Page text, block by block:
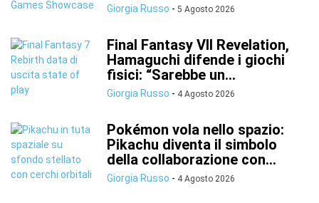
Giorgia Russo - 5 Agosto 2026
Final Fantasy VII Revelation,
Hamaguchi difende i giochi
fisici: “Sarebbe un...
Giorgia Russo - 4 Agosto 2026
Pokémon vola nello spazio:
Pikachu diventa il simbolo
della collaborazione con...
Giorgia Russo - 4 Agosto 2026